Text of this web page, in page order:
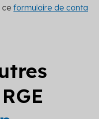
ce formulaire de conta